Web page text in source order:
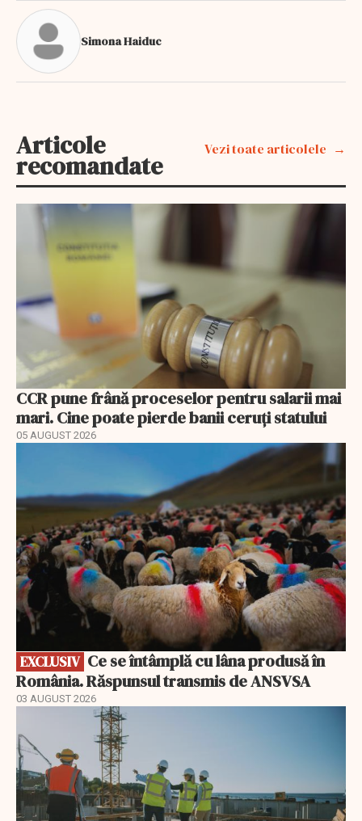
Simona Haiduc
Articole
recomandate
Vezi toate articolele
CCR pune frână proceselor pentru salarii mai
mari. Cine poate pierde banii ceruți statului
05 AUGUST 2026
EXCLUSIV
România. Răspunsul transmis de ANSVSA
03 AUGUST 2026